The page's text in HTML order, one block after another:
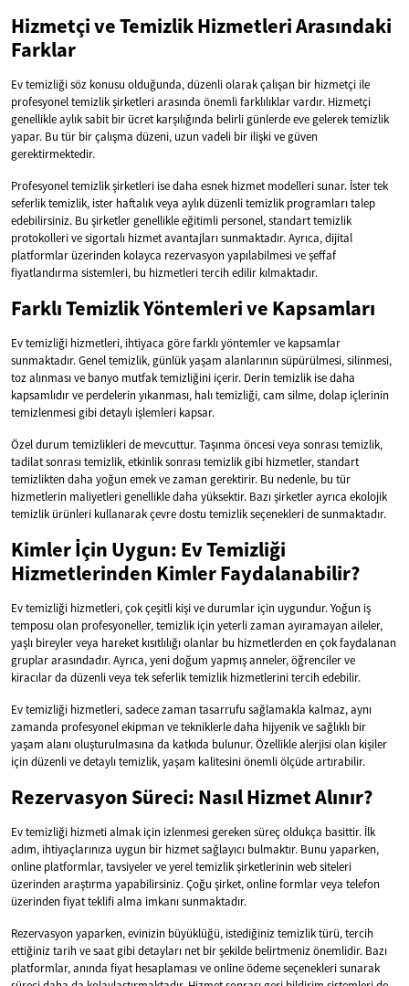
Hizmetçi ve Temizlik Hizmetleri Arasındaki
Farklar
Ev temizliği söz konusu olduğunda, düzenli olarak çalışan bir hizmetçi ile
profesyonel temizlik şirketleri arasında önemli farklılıklar vardır. Hizmetçi
genellikle aylık sabit bir ücret karşılığında belirli günlerde eve gelerek temizlik
yapar. Bu tür bir çalışma düzeni, uzun vadeli bir ilişki ve güven
gerektirmektedir.
Profesyonel temizlik şirketleri ise daha esnek hizmet modelleri sunar. İster tek
seferlik temizlik, ister haftalık veya aylık düzenli temizlik programları talep
edebilirsiniz. Bu şirketler genellikle eğitimli personel, standart temizlik
protokolleri ve sigortalı hizmet avantajları sunmaktadır. Ayrıca, dijital
platformlar üzerinden kolayca rezervasyon yapılabilmesi ve şeffaf
fiyatlandırma sistemleri, bu hizmetleri tercih edilir kılmaktadır.
Farklı Temizlik Yöntemleri ve Kapsamları
Ev temizliği hizmetleri, ihtiyaca göre farklı yöntemler ve kapsamlar
sunmaktadır. Genel temizlik, günlük yaşam alanlarının süpürülmesi, silinmesi,
toz alınması ve banyo mutfak temizliğini içerir. Derin temizlik ise daha
kapsamlıdır ve perdelerin yıkanması, halı temizliği, cam silme, dolap içlerinin
temizlenmesi gibi detaylı işlemleri kapsar.
Özel durum temizlikleri de mevcuttur. Taşınma öncesi veya sonrası temizlik,
tadilat sonrası temizlik, etkinlik sonrası temizlik gibi hizmetler, standart
temizlikten daha yoğun emek ve zaman gerektirir. Bu nedenle, bu tür
hizmetlerin maliyetleri genellikle daha yüksektir. Bazı şirketler ayrıca ekolojik
temizlik ürünleri kullanarak çevre dostu temizlik seçenekleri de sunmaktadır.
Kimler İçin Uygun: Ev Temizliği
Hizmetlerinden Kimler Faydalanabilir?
Ev temizliği hizmetleri, çok çeşitli kişi ve durumlar için uygundur. Yoğun iş
temposu olan profesyoneller, temizlik için yeterli zaman ayıramayan aileler,
yaşlı bireyler veya hareket kısıtlılığı olanlar bu hizmetlerden en çok faydalanan
gruplar arasındadır. Ayrıca, yeni doğum yapmış anneler, öğrenciler ve
kiracılar da düzenli veya tek seferlik temizlik hizmetlerini tercih edebilir.
Ev temizliği hizmetleri, sadece zaman tasarrufu sağlamakla kalmaz, aynı
zamanda profesyonel ekipman ve tekniklerle daha hijyenik ve sağlıklı bir
yaşam alanı oluşturulmasına da katkıda bulunur. Özellikle alerjisi olan kişiler
için düzenli ve detaylı temizlik, yaşam kalitesini önemli ölçüde artırabilir.
Rezervasyon Süreci: Nasıl Hizmet Alınır?
Ev temizliği hizmeti almak için izlenmesi gereken süreç oldukça basittir. İlk
adım, ihtiyaçlarınıza uygun bir hizmet sağlayıcı bulmaktır. Bunu yaparken,
online platformlar, tavsiyeler ve yerel temizlik şirketlerinin web siteleri
üzerinden araştırma yapabilirsiniz. Çoğu şirket, online formlar veya telefon
üzerinden fiyat teklifi alma imkanı sunmaktadır.
Rezervasyon yaparken, evinizin büyüklüğü, istediğiniz temizlik türü, tercih
ettiğiniz tarih ve saat gibi detayları net bir şekilde belirtmeniz önemlidir. Bazı
platformlar, anında fiyat hesaplaması ve online ödeme seçenekleri sunarak